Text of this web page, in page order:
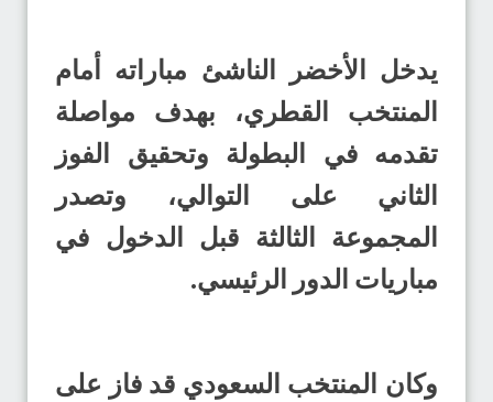
يدخل الأخضر الناشئ مباراته أمام
المنتخب القطري، بهدف مواصلة
تقدمه في البطولة وتحقيق الفوز
الثاني على التوالي، وتصدر
المجموعة الثالثة قبل الدخول في
مباريات الدور الرئيسي.
وكان المنتخب السعودي قد فاز على